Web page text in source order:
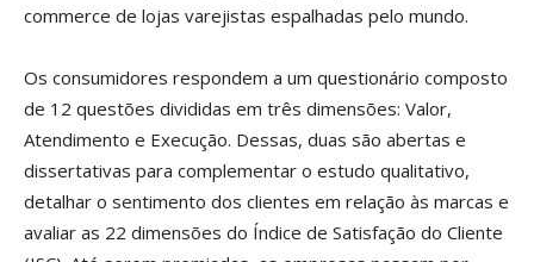
commerce de lojas varejistas espalhadas pelo mundo.
Os consumidores respondem a um questionário composto
de 12 questões divididas em três dimensões: Valor,
Atendimento e Execução. Dessas, duas são abertas e
dissertativas para complementar o estudo qualitativo,
detalhar o sentimento dos clientes em relação às marcas e
avaliar as 22 dimensões do Índice de Satisfação do Cliente